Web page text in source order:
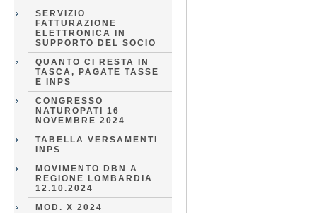
SERVIZIO
FATTURAZIONE
ELETTRONICA IN
SUPPORTO DEL SOCIO
QUANTO CI RESTA IN
TASCA, PAGATE TASSE
E INPS
CONGRESSO
NATUROPATI 16
NOVEMBRE 2024
TABELLA VERSAMENTI
INPS
MOVIMENTO DBN A
REGIONE LOMBARDIA
12.10.2024
MOD. X 2024